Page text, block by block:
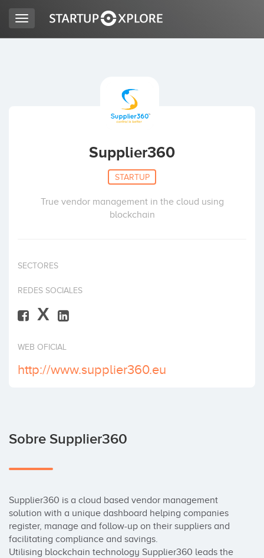
Toggle
navigation
Supplier360
STARTUP
True vendor management in the cloud using
blockchain
SECTORES
REDES SOCIALES
X
WEB OFICIAL
http://www.supplier360.eu
Sobre Supplier360
Supplier360 is a cloud based vendor management
solution with a unique dashboard helping companies
register, manage and follow-up on their suppliers and
facilitating compliance and savings.
Utilising blockchain technology Supplier360 leads the